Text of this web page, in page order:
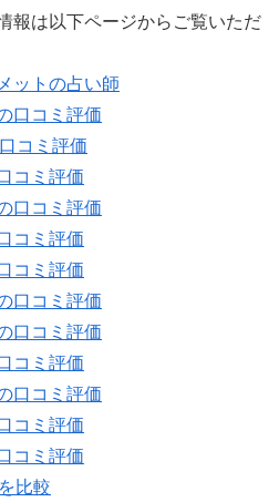
報は以下ページからご覧いただ
ットの占い師
口コミ評価
コミ評価
コミ評価
口コミ評価
コミ評価
コミ評価
口コミ評価
口コミ評価
コミ評価
口コミ評価
コミ評価
コミ評価
比較